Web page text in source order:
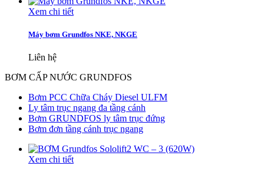
Xem chi tiết
Máy bơm Grundfos NKE, NKGE
Liên hệ
BƠM CẤP NƯỚC GRUNDFOS
Bơm PCC Chữa Cháy Diesel ULFM
Ly tâm trục ngang đa tầng cánh
Bơm GRUNDFOS ly tâm trục đứng
Bơm đơn tầng cánh trục ngang
Xem chi tiết